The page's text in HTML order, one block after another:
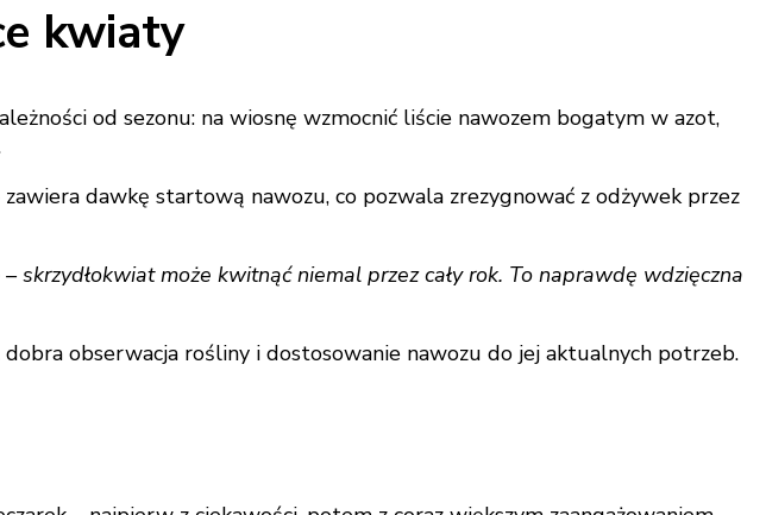
kwiaty
od sezonu: na wiosnę wzmocnić liście nawozem bogatym w azot,
dawkę startową nawozu, co pozwala zrezygnować z odżywek przez
może kwitnąć niemal przez cały rok. To naprawdę wdzięczna
obserwacja rośliny i dostosowanie nawozu do jej aktualnych potrzeb.